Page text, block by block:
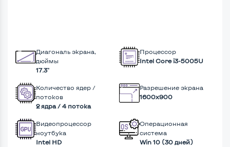
Диагональ экрана,
дюймы
17.3"
Процессор
Intel Core i3-5005U
Количество ядер /
потоков
2 ядра / 4 потока
Разрешение экрана
1600x900
Видеопроцессор
ноутбука
Intel HD
Операционная
система
Win 10 (30 дней)